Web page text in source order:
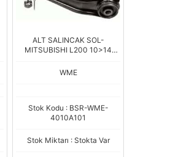
ALT SALINCAK SOL-
MITSUBISHI L200 10>14
WME
Stok Kodu : BSR-WME-
4010A101
Stok Miktarı : Stokta Var